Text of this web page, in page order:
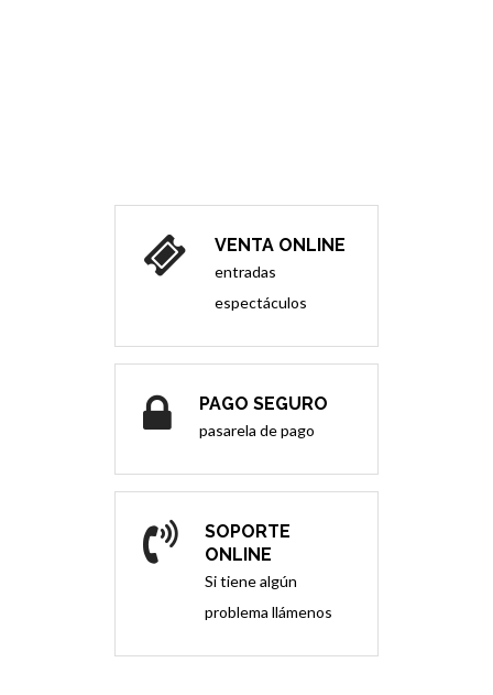
VENTA ONLINE
entradas
espectáculos
PAGO SEGURO
pasarela de pago
SOPORTE
ONLINE
Si tiene algún
problema llámenos